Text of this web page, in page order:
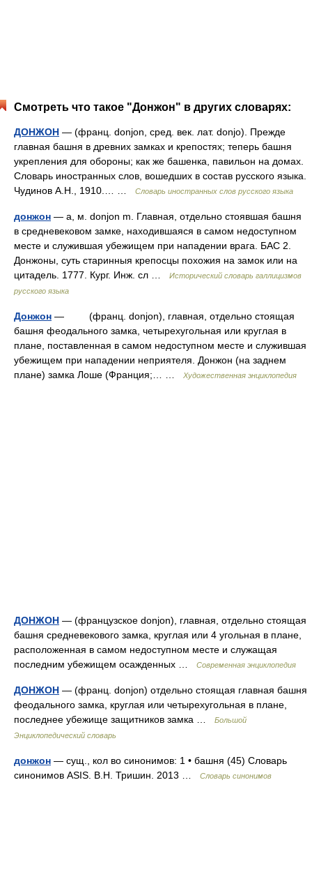
Смотреть что такое "Донжон" в других словарях:
ДОНЖОН — (франц. donjon, сред. век. лат. donjo). Прежде
главная башня в древних замках и крепостях; теперь башня
укрепления для обороны; как же башенка, павильон на домах.
Словарь иностранных слов, вошедших в состав русского языка.
Чудинов А.Н., 1910.… …
Словарь иностранных слов русского языка
донжон — а, м. donjon m. Главная, отдельно стоявшая башня
в средневековом замке, находившаяся в самом недоступном
месте и служившая убежищем при нападении врага. БАС 2.
Донжоны, суть старинныя крепосцы похожия на замок или на
цитадель. 1777. Кург. Инж. сл …
Исторический словарь галлицизмов
русского языка
Донжон — (франц. donjon), главная, отдельно стоящая
башня феодального замка, четырехугольная или круглая в
плане, поставленная в самом недоступном месте и служившая
убежищем при нападении неприятеля. Донжон (на заднем
плане) замка Лоше (Франция;… …
Художественная энциклопедия
ДОНЖОН — (французское donjon), главная, отдельно стоящая
башня средневекового замка, круглая или 4 угольная в плане,
расположенная в самом недоступном месте и служащая
последним убежищем осажденных …
Современная энциклопедия
ДОНЖОН — (франц. donjon) отдельно стоящая главная башня
феодального замка, круглая или четырехугольная в плане,
последнее убежище защитников замка …
Большой
Энциклопедический словарь
донжон — сущ., кол во синонимов: 1 • башня (45) Словарь
синонимов ASIS. В.Н. Тришин. 2013 …
Словарь синонимов